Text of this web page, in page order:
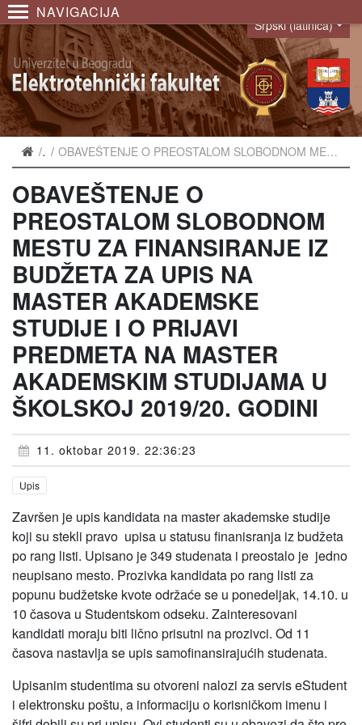
NAVIGACIJA
Language
Srpski (latinica)
Vesti
OBAVEŠTENJE O PREOSTALOM SLOBODNOM MESTU ZA FINANSIRANJE IZ BUDŽETA ZA UPIS NA MASTER AKADEMSKE STUDIJE I O PRIJAVI PREDMETA NA MASTER AKADEMSKIM STUDIJAMA U ŠKOLSKOJ 2019/20. GODINI
OBAVEŠTENJE O
PREOSTALOM SLOBODNOM
MESTU ZA FINANSIRANJE IZ
BUDŽETA ZA UPIS NA
MASTER AKADEMSKE
STUDIJE I O PRIJAVI
PREDMETA NA MASTER
AKADEMSKIM STUDIJAMA U
ŠKOLSKOJ 2019/20. GODINI
11. oktobar 2019. 22:36:23
Upis
Završen je upis kandidata na master akademske studije
koji su stekli pravo upisa u statusu finanisranja iz budžeta
po rang listi. Upisano je 349 studenata i preostalo je jedno
neupisano mesto. Prozivka kandidata po rang listi za
popunu budžetske kvote održaće se u ponedeljak, 14.10. u
10 časova u Studentskom odseku. Zainteresovani
kandidati moraju biti lično prisutni na prozivci. Od 11
časova nastavlja se upis samofinansirajućih studenata.
Upisanim studentima su otvoreni nalozi za servis eStudent
i elektronsku poštu, a informaciju o korisničkom imenu i